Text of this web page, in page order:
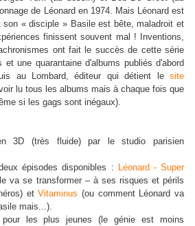
de Léonard en 1974. Mais Léonard est
son « disciple » Basile est bête, maladroit et
finissent souvent mal ! Inventions,
ont fait le succès de cette série
une quarantaine d'albums publiés d'abord
au Lombard, éditeur qui détient le site
lu tous les albums mais à chaque fois que
si les gags sont inégaux).
3D (très fluide) par le studio parisien
épisodes disponibles : Léonard - Super
va se transformer – à ses risques et périls
etVitaminus (ou comment Léonard va
mais...).
les plus jeunes (le génie est moins